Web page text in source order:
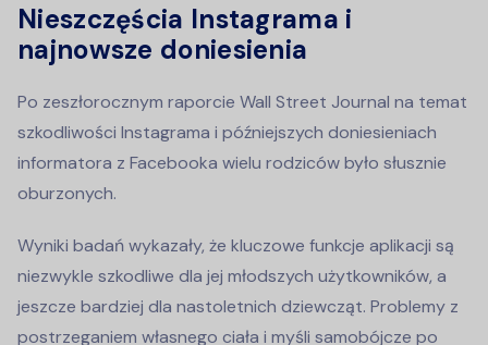
Nieszczęścia Instagrama i
najnowsze doniesienia
Po zeszłorocznym raporcie Wall Street Journal na temat
szkodliwości Instagrama i późniejszych doniesieniach
informatora z Facebooka wielu rodziców było słusznie
oburzonych.
Wyniki badań wykazały, że kluczowe funkcje aplikacji są
niezwykle szkodliwe dla jej młodszych użytkowników, a
jeszcze bardziej dla nastoletnich dziewcząt. Problemy z
postrzeganiem własnego ciała i myśli samobójcze po